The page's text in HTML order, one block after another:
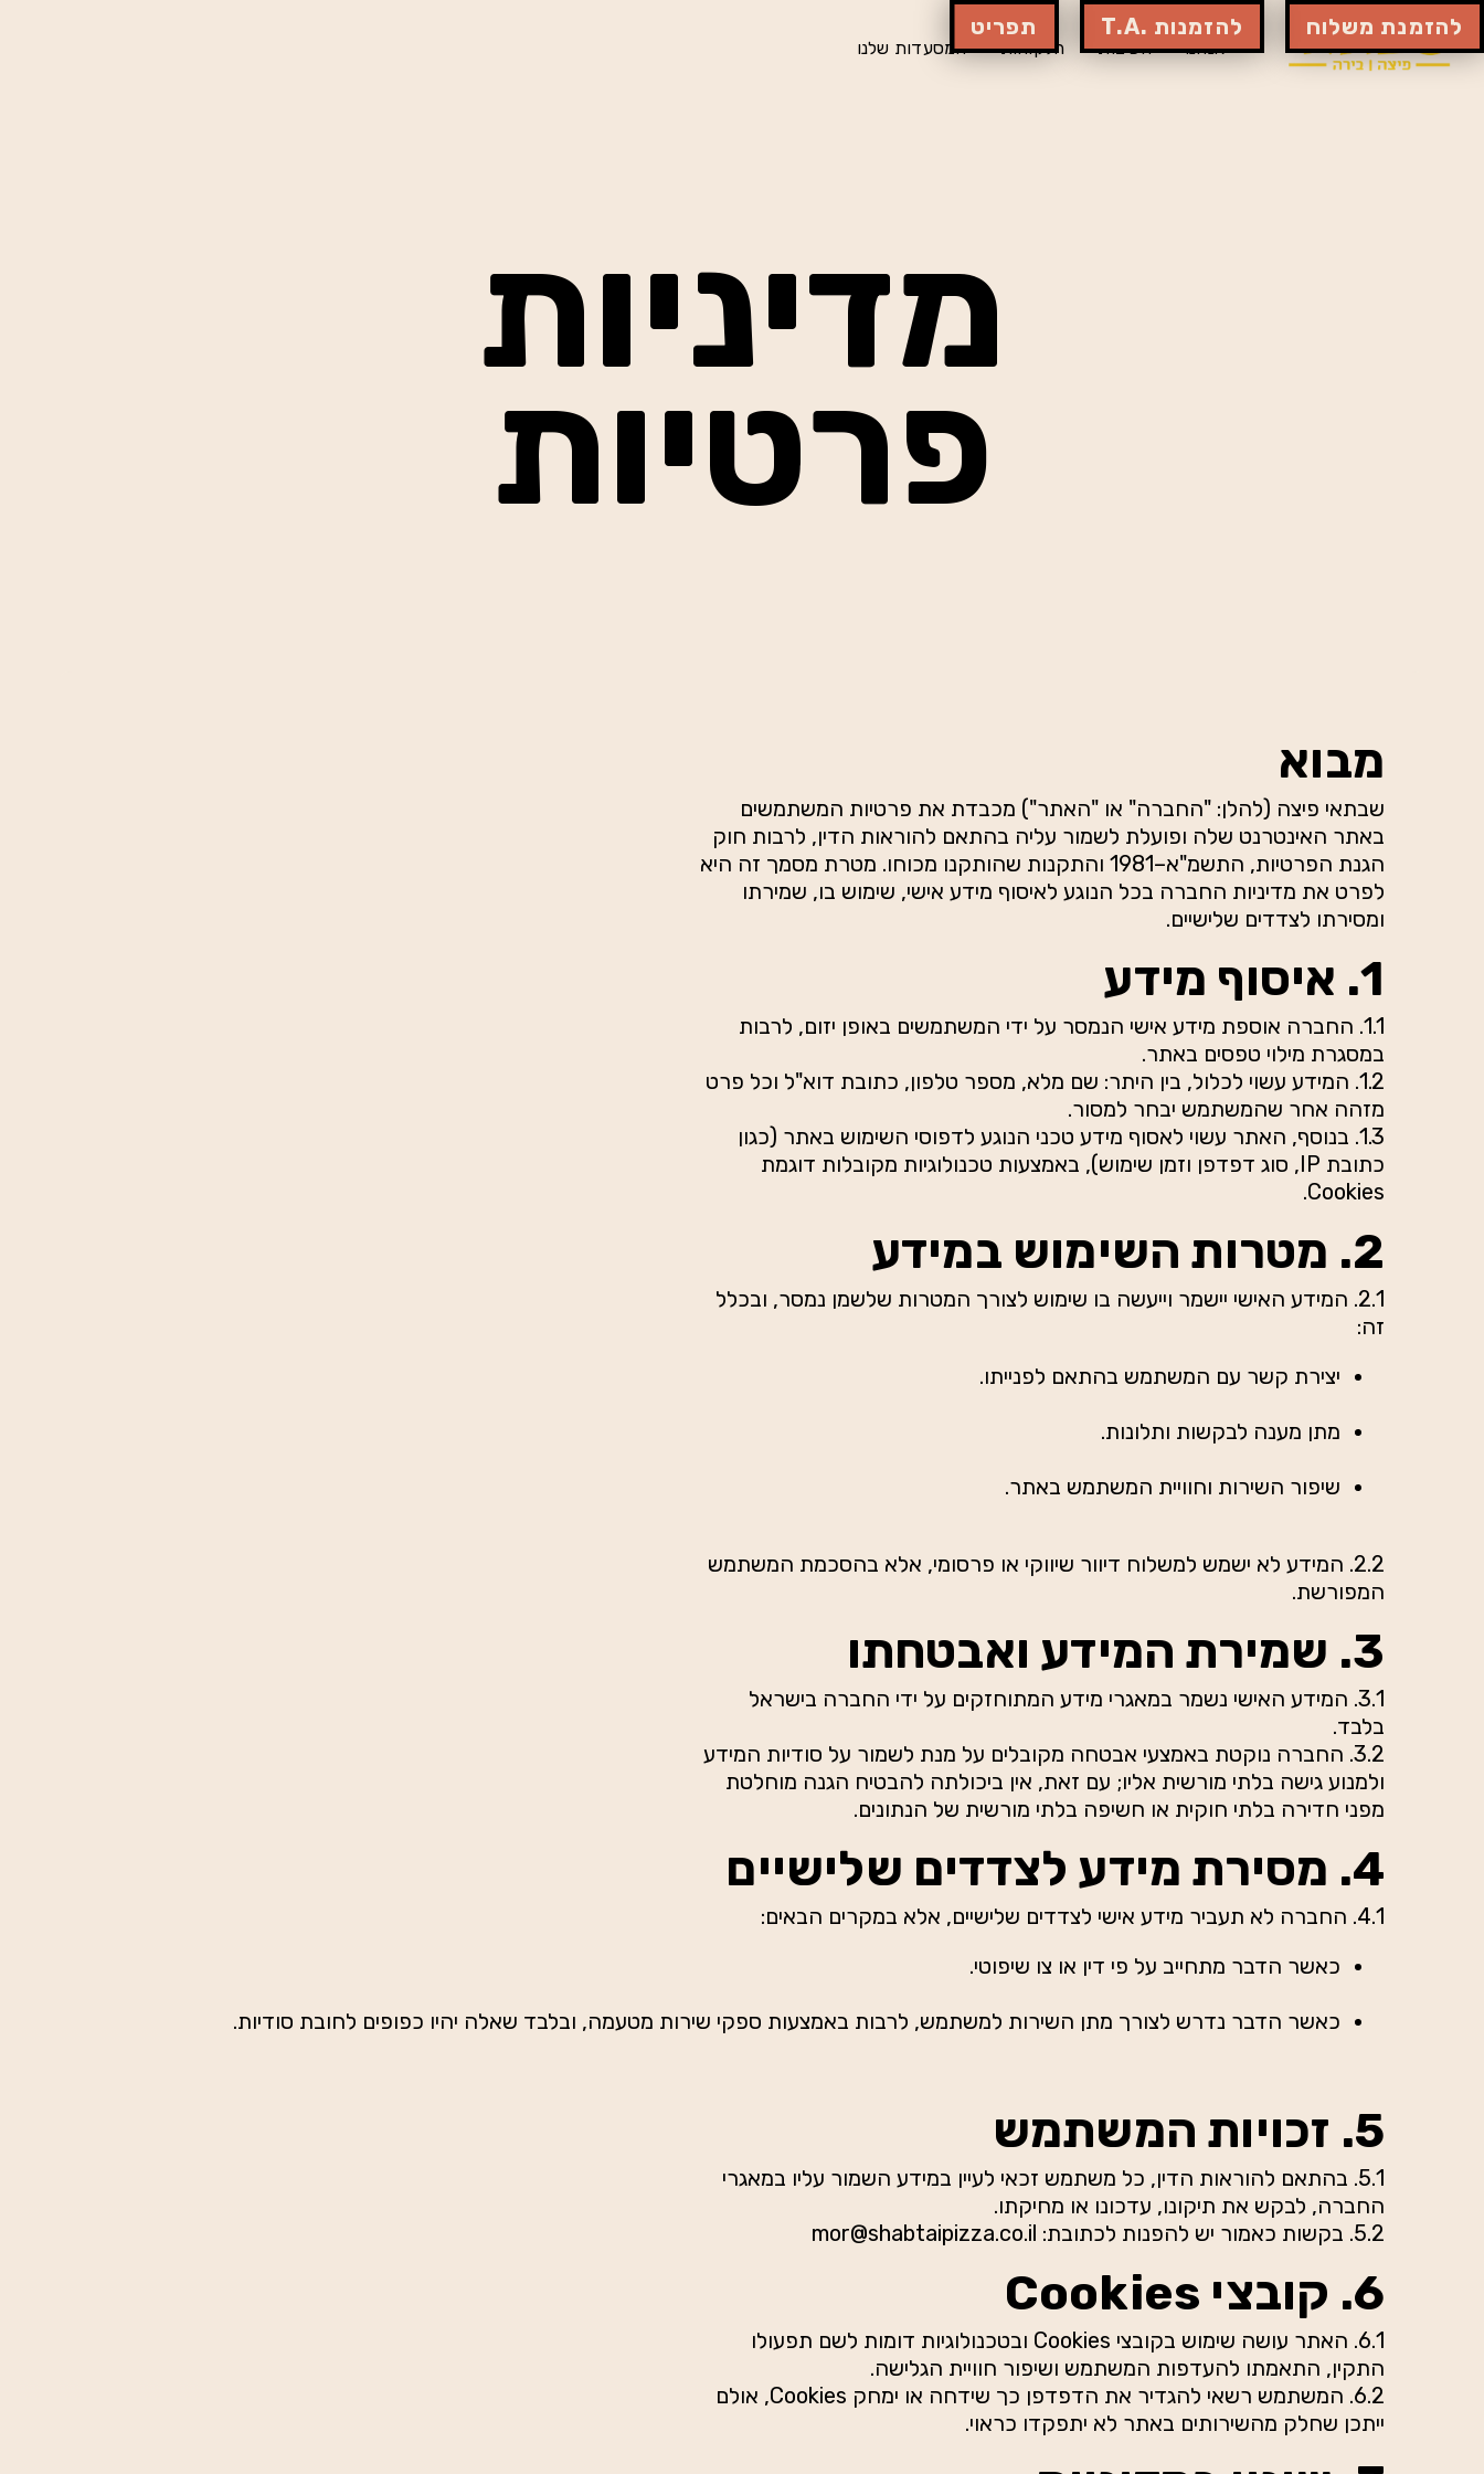
להזמנת משלוח להזמנות .T.A תפריט
אנחנו הפיצות הלקוחות המסעדות שלנו
מדיניות
פרטיות
מבוא
שבתאי פיצה (להלן: "החברה" או "האתר") מכבדת את פרטיות המשתמשים
באתר האינטרנט שלה ופועלת לשמור עליה בהתאם להוראות הדין, לרבות חוק
הגנת הפרטיות, התשמ"א–1981 והתקנות שהותקנו מכוחו. מטרת מסמך זה היא
לפרט את מדיניות החברה בכל הנוגע לאיסוף מידע אישי, שימוש בו, שמירתו
ומסירתו לצדדים שלישיים.
1. איסוף מידע
1.1. החברה אוספת מידע אישי הנמסר על ידי המשתמשים באופן יזום, לרבות
במסגרת מילוי טפסים באתר.
1.2. המידע עשוי לכלול, בין היתר: שם מלא, מספר טלפון, כתובת דוא"ל וכל פרט
מזהה אחר שהמשתמש יבחר למסור.
1.3. בנוסף, האתר עשוי לאסוף מידע טכני הנוגע לדפוסי השימוש באתר (כגון
כתובת IP, סוג דפדפן וזמן שימוש), באמצעות טכנולוגיות מקובלות דוגמת
Cookies.
2. מטרות השימוש במידע
2.1. המידע האישי יישמר וייעשה בו שימוש לצורך המטרות שלשמן נמסר, ובכלל
זה:
יצירת קשר עם המשתמש בהתאם לפנייתו.
מתן מענה לבקשות ותלונות.
שיפור השירות וחוויית המשתמש באתר.
2.2. המידע לא ישמש למשלוח דיוור שיווקי או פרסומי, אלא בהסכמת המשתמש
המפורשת.
3. שמירת המידע ואבטחתו
3.1. המידע האישי נשמר במאגרי מידע המתוחזקים על ידי החברה בישראל
בלבד.
3.2. החברה נוקטת באמצעי אבטחה מקובלים על מנת לשמור על סודיות המידע
ולמנוע גישה בלתי מורשית אליו; עם זאת, אין ביכולתה להבטיח הגנה מוחלטת
מפני חדירה בלתי חוקית או חשיפה בלתי מורשית של הנתונים.
4. מסירת מידע לצדדים שלישיים
4.1. החברה לא תעביר מידע אישי לצדדים שלישיים, אלא במקרים הבאים:
כאשר הדבר מתחייב על פי דין או צו שיפוטי.
כאשר הדבר נדרש לצורך מתן השירות למשתמש, לרבות באמצעות ספקי שירות מטעמה, ובלבד שאלה יהיו כפופים לחובת סודיות.
5. זכויות המשתמש
5.1. בהתאם להוראות הדין, כל משתמש זכאי לעיין במידע השמור עליו במאגרי
החברה, לבקש את תיקונו, עדכונו או מחיקתו.
5.2. בקשות כאמור יש להפנות לכתובת: mor@shabtaipizza.co.il
6. קובצי Cookies
6.1. האתר עושה שימוש בקובצי Cookies ובטכנולוגיות דומות לשם תפעולו
התקין, התאמתו להעדפות המשתמש ושיפור חוויית הגלישה.
6.2. המשתמש רשאי להגדיר את הדפדפן כך שידחה או ימחק Cookies, אולם
ייתכן שחלק מהשירותים באתר לא יתפקדו כראוי.